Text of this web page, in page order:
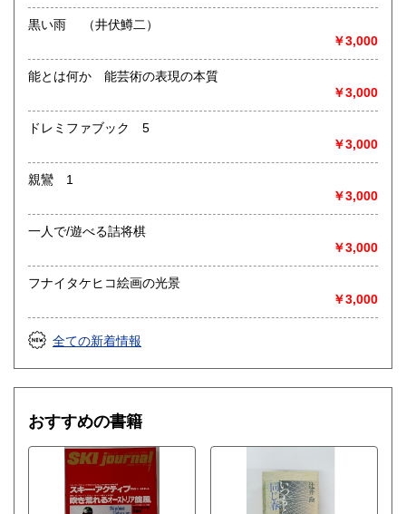
黒い雨 （井伏鱒二）
￥3,000
能とは何か 能芸術の表現の本質
￥3,000
ドレミファブック 5
￥3,000
親鸞 1
￥3,000
一人で/遊べる詰将棋
￥3,000
フナイタケヒコ絵画の光景
￥3,000
全ての新着情報
おすすめの書籍